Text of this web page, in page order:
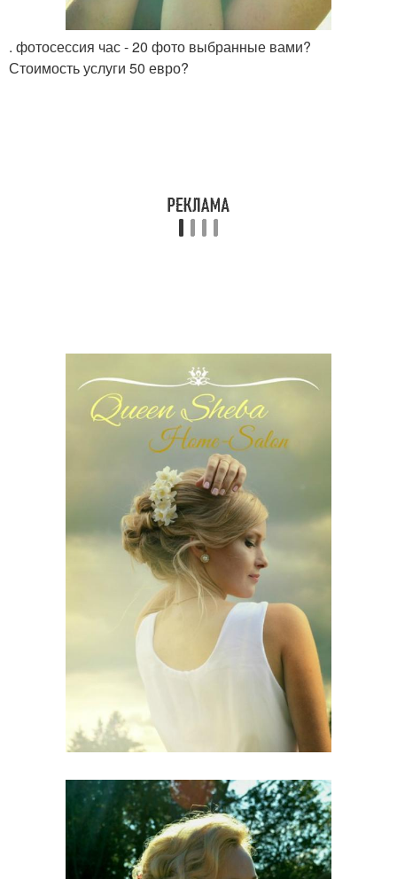
. фотосессия час - 20 фото выбранные вами?
Стоимость услуги 50 евро?